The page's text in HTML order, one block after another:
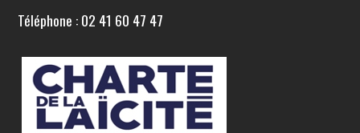
Téléphone : 02 41 60 47 47